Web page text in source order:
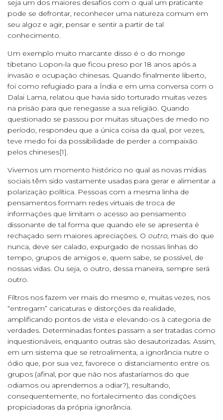
seja um dos maiores desafios com o qual um praticante
pode se defrontar, reconhecer uma natureza comum em
seu algoz e agir, pensar e sentir a partir de tal
conhecimento.
Um exemplo muito marcante disso é o do monge
tibetano Lopon-la que ficou preso por 18 anos após a
invasão e ocupação chinesas. Quando finalmente liberto,
foi como refugiado para a Índia e em uma conversa com o
Dalai Lama, relatou que havia sido torturado muitas vezes
na prisão para que renegasse a sua religião. Quando
questionado se passou por muitas situações de medo no
período, respondeu que a única coisa da qual, por vezes,
teve medo foi da possibilidade de perder a compaixão
pelos chineses[1].
Vivemos um momento histórico no qual as novas mídias
sociais têm sido vastamente usadas para gerar e alimentar a
polarização política. Pessoas com a mesma linha de
pensamentos formam redes virtuais de troca de
informações que limitam o acesso ao pensamento
dissonante de tal forma que quando ele se apresenta é
rechaçado sem maiores apreciações. O outro, mais do que
nunca, deve ser calado, expurgado de nossas linhas do
tempo, grupos de amigos e, quem sabe, se possível, de
nossas vidas. Ou seja, o outro, dessa maneira, sempre será
outro.
Filtros nos fazem ver mais do mesmo e, muitas vezes, nos
“entregam” caricaturas e distorções da realidade,
amplificando pontos de vista e elevando-os à categoria de
verdades. Determinadas fontes passam a ser tratadas como
inquestionáveis, enquanto outras são desautorizadas. Assim,
em um sistema que se retroalimenta, a ignorância nutre o
ódio que, por sua vez, favorece o distanciamento entre os
grupos (afinal, por que não nos afastaríamos do que
odiamos ou aprendemos a odiar?), resultando,
consequentemente, no fortalecimento das condições
propiciadoras da própria ignorância.